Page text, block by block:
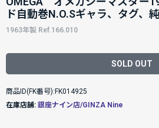
ド自動巻N.O.Sギャラ、タグ、
1963年製 Ref.166.010
SOLD OUT
商品ID(FK番号):FK014925
在庫店舗: 銀座ナイン店/GINZA Nine